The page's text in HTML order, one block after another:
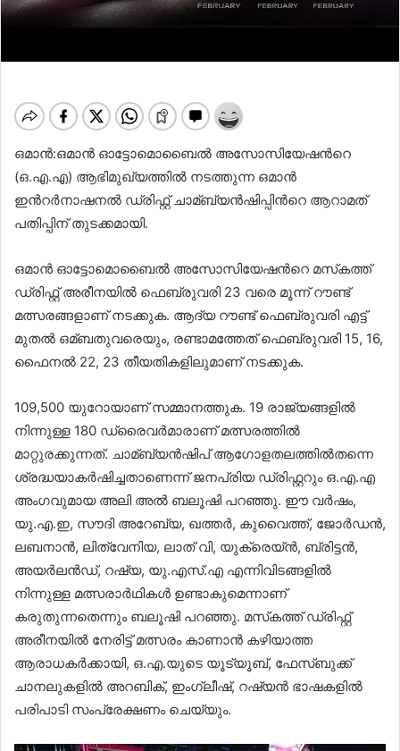
ഒമാൻ:ഒമാൻ ഓട്ടോമൊബൈല്‍ അസോസിയേഷന്‍റെ
(ഒ.എ.എ) ആഭിമുഖ്യത്തില്‍ നടത്തുന്ന ഒമാൻ
ഇന്‍റർനാഷനല്‍ ഡ്രിഫ്റ്റ് ചാമ്ബ്യൻഷിപ്പിന്‍റെ ആറാമത്
പതിപ്പിന് തുടക്കമായി.
ഒമാൻ ഓട്ടോമൊബൈല്‍ അസോസിയേഷന്‍റെ മസ്‌കത്ത്
ഡ്രിഫ്റ്റ് അരീനയില്‍ ഫെബ്രുവരി 23 വരെ മൂന്ന് റൗണ്ട്
മത്സരങ്ങളാണ് നടക്കുക. ആദ്യ റൗണ്ട് ഫെബ്രുവരി എട്ട്
മുതല്‍ ഒമ്ബതുവരെയും, രണ്ടാമത്തേത് ഫെബ്രുവരി 15, 16,
ഫൈനല്‍ 22, 23 തീയതികളിലുമാണ് നടക്കുക.
109,500 യുറോയാണ് സമ്മാനത്തുക. 19 രാജ്യങ്ങളില്‍
നിന്നുള്ള 180 ഡ്രൈവർമാരാണ് മത്സരത്തില്‍
മാറ്റുരക്കുന്നത്. ചാമ്ബ്യൻഷിപ് ആഗോളതലത്തില്‍തന്നെ
ശ്രദ്ധയാകർഷിച്ചതാണെന്ന് ജനപ്രിയ ഡ്രിഫ്റ്ററും ഒ.എ.എ
അംഗവുമായ അലി അല്‍ ബലൂഷി പറഞ്ഞു. ഈ വർഷം,
യു.എ.ഇ, സൗദി അറേബ്യ, ഖത്തർ, കുവൈത്ത്, ജോർഡൻ,
ലബനാൻ, ലിത്വേനിയ, ലാത് വി, യുക്രെയ്ൻ, ബ്രിട്ടൻ,
അയർലൻഡ്, റഷ്യ, യു.എസ്.എ എന്നിവിടങ്ങളില്‍
നിന്നുള്ള മത്സരാർഥികള്‍ ഉണ്ടാകുമെന്നാണ്
കരുതുന്നതെന്നും ബലൂഷി പറഞ്ഞു. മസ്‌കത്ത് ഡ്രിഫ്റ്റ്
അരീനയില്‍ നേരിട്ട് മത്സരം കാണാൻ കഴിയാത്ത
ആരാധകർക്കായി, ഒ.എ.യുടെ യൂട്യൂബ്, ഫേസ്ബുക്ക്
ചാനലുകളില്‍ അറബിക്, ഇംഗ്ലീഷ്, റഷ്യൻ ഭാഷകളില്‍
പരിപാടി സംപ്രേക്ഷണം ചെയ്യും.